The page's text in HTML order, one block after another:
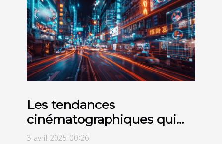
Les tendances
cinématographiques qui
façonnent 2024
3 avril 2025 00:26